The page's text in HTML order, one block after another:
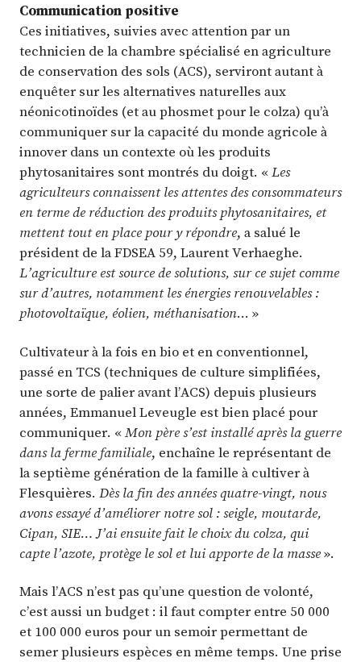
Communication positive
Ces initiatives, suivies avec attention par un
technicien de la chambre spécialisé en agriculture
de conservation des sols (ACS), serviront autant à
enquêter sur les alternatives naturelles aux
néonicotinoïdes (et au phosmet pour le colza) qu’à
communiquer sur la capacité du monde agricole à
innover dans un contexte où les produits
phytosanitaires sont montrés du doigt. «Les
agriculteurs connaissent les attentes des consommateurs
en terme de réduction des produits phytosanitaires, et
mettent tout en place pour y répondre, a salué le
président de la FDSEA 59, Laurent Verhaeghe.
L’agriculture est source de solutions, sur ce sujet comme
sur d’autres, notamment les énergies renouvelables :
photovoltaïque, éolien, méthanisation… »
Cultivateur à la fois en bio et en conventionnel,
passé en TCS (techniques de culture simplifiées,
une sorte de palier avant l’ACS) depuis plusieurs
années, Emmanuel Leveugle est bien placé pour
communiquer. «Mon père s’est installé après la guerre
dans la ferme familiale, enchaîne le représentant de
la septième génération de la famille à cultiver à
Flesquières. Dès la fin des années quatre-vingt, nous
avons essayé d’améliorer notre sol : seigle, moutarde,
Cipan, SIE… J’ai ensuite fait le choix du colza, qui
capte l’azote, protège le sol et lui apporte de la masse».
Mais l’ACS n’est pas qu’une question de volonté,
c’est aussi un budget : il faut compter entre 50 000
et 100 000 euros pour un semoir permettant de
semer plusieurs espèces en même temps. Une prise